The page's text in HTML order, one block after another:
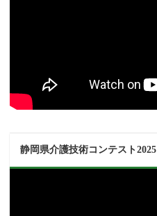
静岡県介護技術コンテスト2025